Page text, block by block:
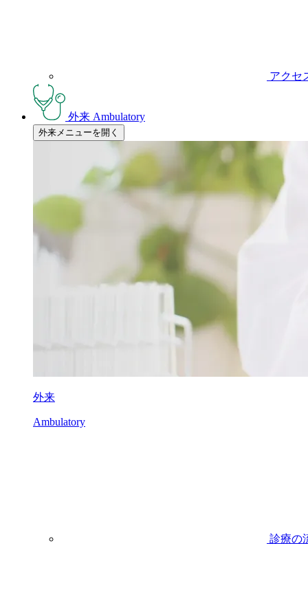
アクセ
外来 Ambulatory
外来メニューを開く
外来
Ambulatory
診療の